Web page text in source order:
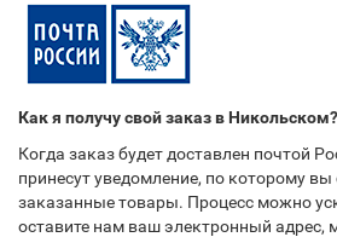
Как я получу свой заказ в Никольском?
Когда заказ будет доставлен почтой
принесут уведомление, по которому
заказанные товары. Процесс можно
оставите нам ваш электронный адрес,